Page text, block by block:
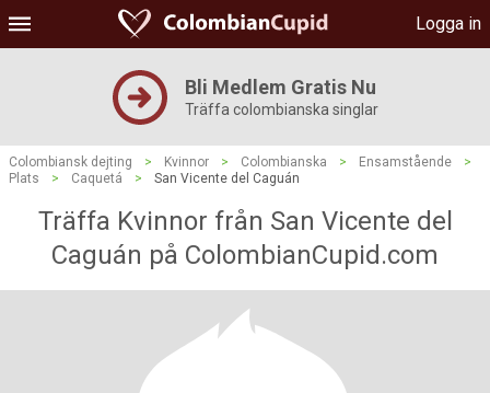
Logga in
Bli Medlem Gratis Nu
Träffa colombianska singlar
Colombiansk dejting > Kvinnor > Colombianska > Ensamstående
>
Plats
> Caquetá > San Vicente del Caguán
Träffa Kvinnor från San Vicente del
Caguán på ColombianCupid.com